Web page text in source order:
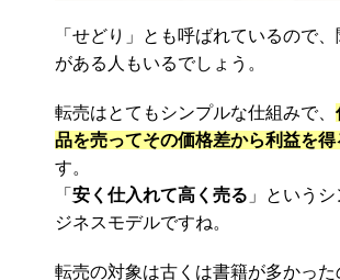
「せどり」とも呼ばれているので
がある人もいるでしょう。
転売はとてもシンプルな仕組みで、
品を売ってその価格差から利益を得
す。
「 安く仕入れて高く売る 」という
ジネスモデルですね。
転売の対象は古くは書籍が多かった